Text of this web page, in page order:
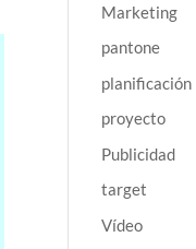
Marketing
pantone
planificación
proyecto
Publicidad
target
Vídeo